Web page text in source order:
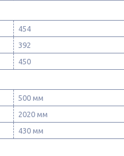
454
392
450
500 мм
2020 мм
430 мм